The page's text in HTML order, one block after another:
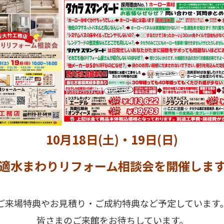
10月18日(土)・19日(日)
水まわりリフォーム相談会を開催しま
来場特典やお見積り・ご成約特典など予定しています
皆さまのご来館をお待ちしています。